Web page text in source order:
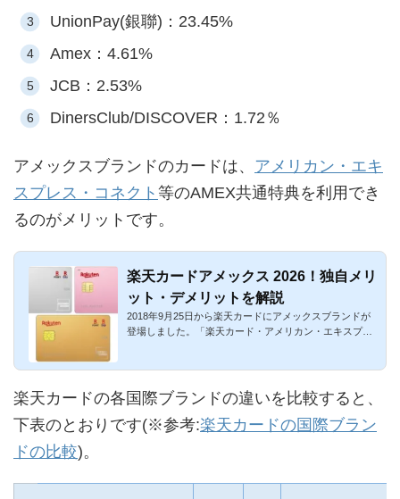
UnionPay(銀聯)：23.45%
Amex：4.61%
JCB：2.53%
DinersClub/DISCOVER：1.72％
アメックスブランドのカードは、 アメリカン・エキ
スプレス・コネクト 等のAMEX共通特典を利用でき
るのがメリットです。
楽天カードアメックス 2026！独自メリ
ット・デメリットを解説
2018年9月25日から楽天カードにアメックスブランドが
登場しました。「楽天カード・アメリカン・エキスプレ
楽天カードの各国際ブランドの違いを比較すると、
下表のとおりです(※参考:楽天カードの国際ブラン
ドの比較)。